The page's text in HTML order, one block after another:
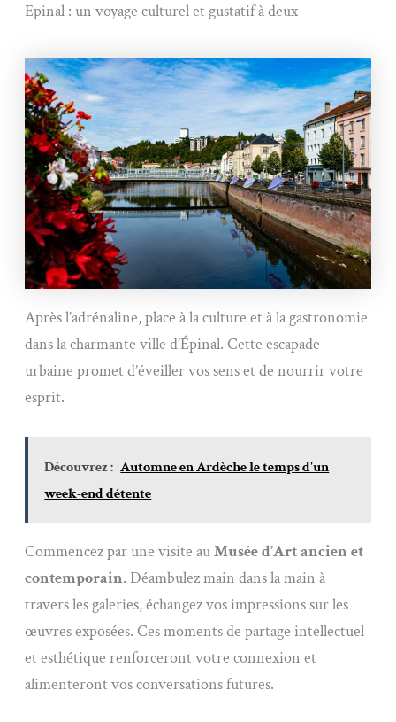
Epinal : un voyage culturel et gustatif à deux
Après l’adrénaline, place à la culture et à la gastronomie
dans la charmante ville d’Épinal. Cette escapade
urbaine promet d’éveiller vos sens et de nourrir votre
esprit.
Découvrez : Automne en Ardèche le temps d'un
week-end détente
Commencez par une visite auMusée d’Art ancien et
contemporain. Déambulez main dans la main à
travers les galeries, échangez vos impressions sur les
œuvres exposées. Ces moments de partage intellectuel
et esthétique renforceront votre connexion et
alimenteront vos conversations futures.